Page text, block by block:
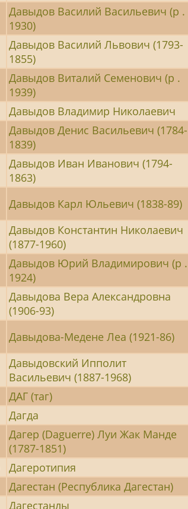
Давыдов Василий Васильевич (р .
1930)
Давыдов Василий Львович (1793-
1855)
Давыдов Виталий Семенович (р .
1939)
Давыдов Владимир Николаевич
Давыдов Денис Васильевич (1784-
1839)
Давыдов Иван Иванович (1794-
1863)
Давыдов Карл Юльевич (1838-89)
Давыдов Константин Николаевич
(1877-1960)
Давыдов Юрий Владимирович (р .
1924)
Давыдова Вера Александровна
(1906-93)
Давыдова-Медене Леа (1921-86)
Давыдовский Ипполит
Васильевич (1887-1968)
ДАГ (таг)
Дагда
Дагер (Daguerre) Луи Жак Манде
(1787-1851)
Дагеротипия
Дагестан (Республика Дагестан)
Дагестанлы